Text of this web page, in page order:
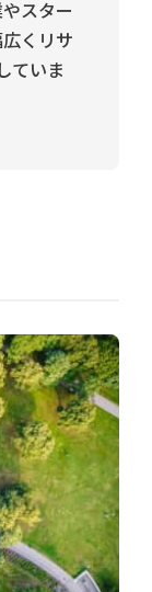
スター
くリサ
ていま